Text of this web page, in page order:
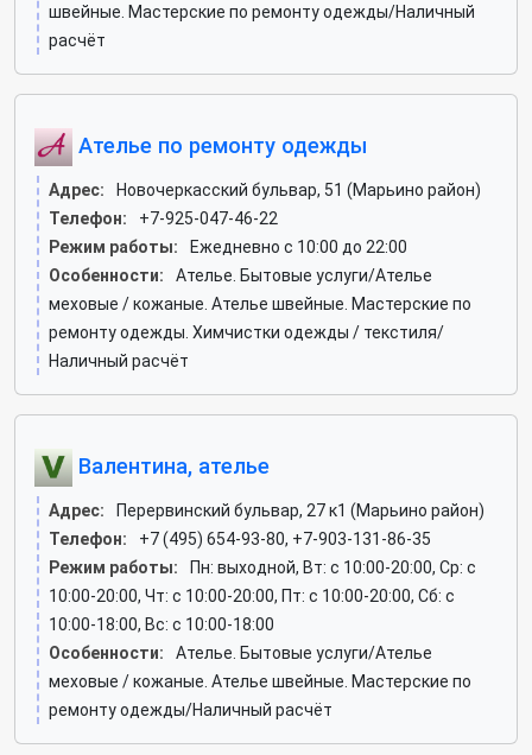
швейные. Мастерские по ремонту одежды/Наличный
расчёт
Ателье по ремонту одежды
Адрес:
Новочеркасский бульвар, 51 (Марьино район)
Телефон:
+7-925-047-46-22
Режим работы:
Ежедневно с 10:00 до 22:00
Особенности:
Ателье. Бытовые услуги/Ателье
меховые / кожаные. Ателье швейные. Мастерские по
ремонту одежды. Химчистки одежды / текстиля/
Наличный расчёт
Валентина, ателье
Адрес:
Перервинский бульвар, 27 к1 (Марьино район)
Телефон:
+7 (495) 654-93-80, +7-903-131-86-35
Режим работы:
Пн: выходной, Вт: c 10:00-20:00, Ср: c
10:00-20:00, Чт: c 10:00-20:00, Пт: c 10:00-20:00, Сб: c
10:00-18:00, Вс: c 10:00-18:00
Особенности:
Ателье. Бытовые услуги/Ателье
меховые / кожаные. Ателье швейные. Мастерские по
ремонту одежды/Наличный расчёт